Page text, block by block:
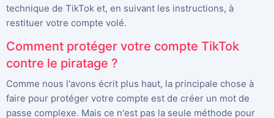
technique de TikTok et, en suivant les instructions, à
restituer votre compte volé.
Comment protéger votre compte TikTok
contre le piratage ?
Comme nous l'avons écrit plus haut, la principale chose à
faire pour protéger votre compte est de créer un mot de
passe complexe. Mais ce n'est pas la seule méthode pour